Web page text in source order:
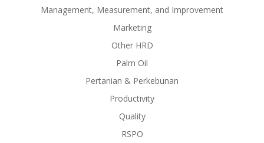
Management, Measurement, and Improvement
Marketing
Other HRD
Palm Oil
Pertanian & Perkebunan
Productivity
Quality
RSPO